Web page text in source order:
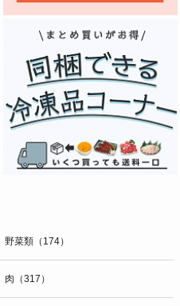
野菜類（174）
肉（317）